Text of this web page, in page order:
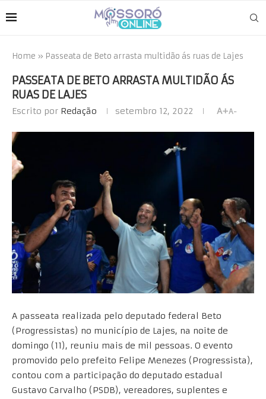
Home » Passeata de Beto arrasta multidão ás ruas de Lajes
PASSEATA DE BETO ARRASTA MULTIDÃO ÁS
RUAS DE LAJES
Escrito por Redação setembro 12, 2022 A+A-
A passeata realizada pelo deputado federal Beto
(Progressistas) no município de Lajes, na noite de
domingo (11), reuniu mais de mil pessoas. O evento
promovido pelo prefeito Felipe Menezes (Progressista),
contou com a participação do deputado estadual
Gustavo Carvalho (PSDB), vereadores, suplentes e